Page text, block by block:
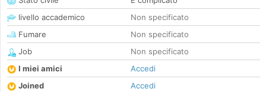
livello accademico
Non specificato
Fumare
Non specificato
Job
Non specificato
I miei amici
Accedi
Joined
Accedi